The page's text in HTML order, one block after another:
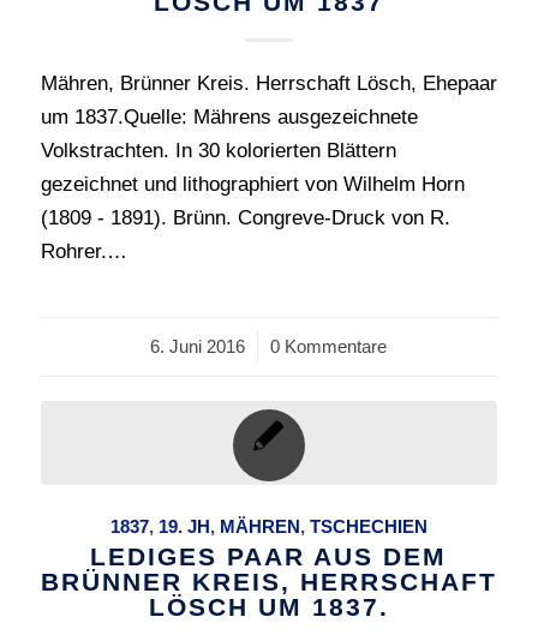
Mähren, Brünner Kreis. Herrschaft Lösch, Ehepaar
um 1837.Quelle: Mährens ausgezeichnete
Volkstrachten. In 30 kolorierten Blättern
gezeichnet und lithographiert von Wilhelm Horn
(1809 - 1891). Brünn. Congreve-Druck von R.
Rohrer.…
6. Juni 2016
/ 0 Kommentare
1837, 19. JH, MÄHREN, TSCHECHIEN
LEDIGES PAAR AUS DEM
BRÜNNER KREIS, HERRSCHAFT
LÖSCH UM 1837.